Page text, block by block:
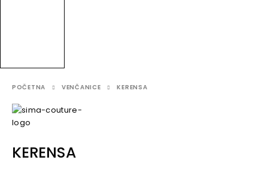
POČETNA VENČANICE KERENSA
KERENSA